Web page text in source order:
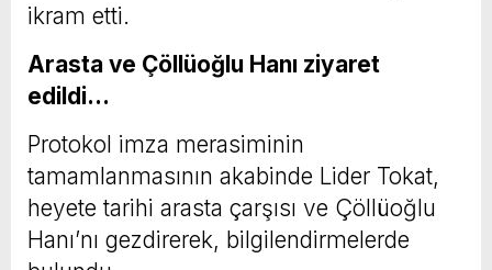
ikram etti.
Arasta ve Çöllüoğlu Hanı ziyaret
edildi…
Protokol imza merasiminin
tamamlanmasının akabinde Lider Tokat,
heyete tarihi arasta çarşısı ve Çöllüoğlu
Hanı’nı gezdirerek, bilgilendirmelerde